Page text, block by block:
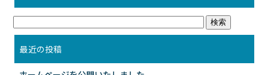
最近の投稿